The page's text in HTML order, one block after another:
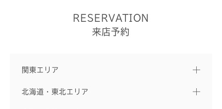
RESERVATION
来店予約
関東エリア
北海道・東北エリア